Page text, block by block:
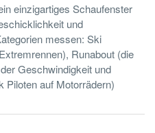
einzigartiges Schaufenster
und
messen: Ski
Runabout (die
Geschwindigkeit und
Piloten auf Motorrädern)